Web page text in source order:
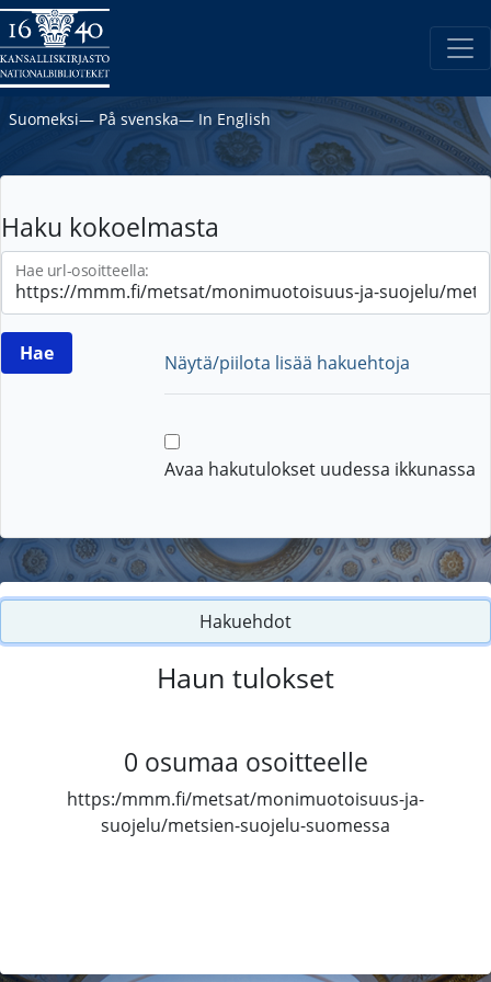
Suomeksi― På svenska― In English
Haku kokoelmasta
Hae url-osoitteella:
Näytä/piilota lisää hakuehtoja
Avaa hakutulokset uudessa ikkunassa
Hakuehdot
Haun tulokset
0 osumaa osoitteelle
https:/mmm.fi/metsat/monimuotoisuus-ja-
suojelu/metsien-suojelu-suomessa